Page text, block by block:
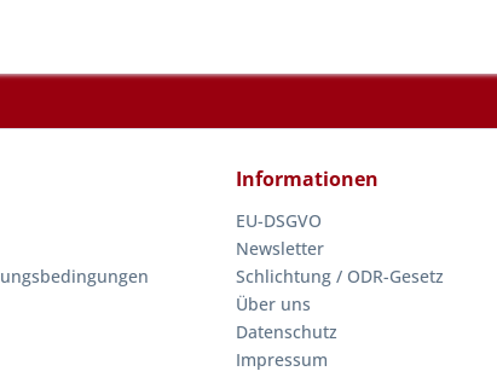
Informationen
EU-DSGVO
Newsletter
Schlichtung / ODR-Gesetz
Über uns
Datenschutz
Impressum